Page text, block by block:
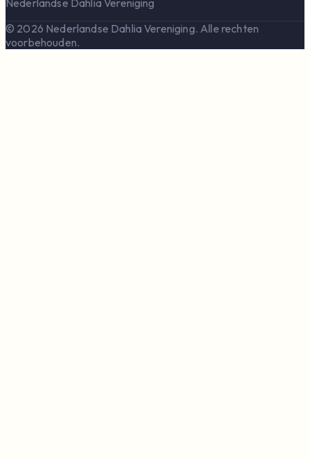
Nederlandse Dahlia Vereniging
© 2026 Nederlandse Dahlia Vereniging. Alle rechten
voorbehouden.